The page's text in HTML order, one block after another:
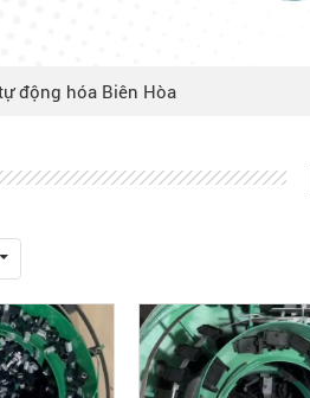
động hóa Biên Hòa